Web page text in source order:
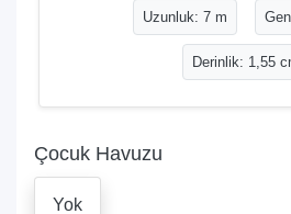
Uzunluk: 7 m
Derinlik: 1,55
Çocuk Havuzu
Yok